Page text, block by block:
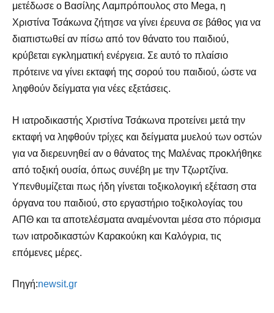
μετέδωσε ο Βασίλης Λαμπρόπουλος στο Mega, η
Χριστίνα Τσάκωνα ζήτησε να γίνει έρευνα σε βάθος για να
διαπιστωθεί αν πίσω από τον θάνατο του παιδιού,
κρύβεται εγκληματική ενέργεια. Σε αυτό το πλαίσιο
πρότεινε να γίνει εκταφή της σορού του παιδιού, ώστε να
ληφθούν δείγματα για νέες εξετάσεις.
H ιατροδικαστής Χριστίνα Τσάκωνα προτείνει μετά την
εκταφή να ληφθούν τρίχες και δείγματα μυελού των οστών
για να διερευνηθεί αν ο θάνατος της Μαλένας προκλήθηκε
από τοξική ουσία, όπως συνέβη με την Τζωρτζίνα.
Υπενθυμίζεται πως ήδη γίνεται τοξικολογική εξέταση στα
όργανα του παιδιού, στο εργαστήριο τοξικολογίας του
ΑΠΘ και τα αποτελέσματα αναμένονται μέσα στο πόρισμα
των ιατροδικαστών Καρακούκη και Καλόγρια, τις
επόμενες μέρες.
Πηγή:newsit.gr